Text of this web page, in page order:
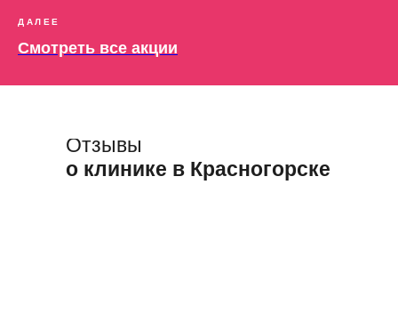
ДАЛЕЕ
Смотреть все акции
Отзывы
о клинике в Красногорске